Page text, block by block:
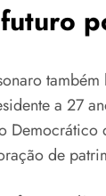
a 27
de